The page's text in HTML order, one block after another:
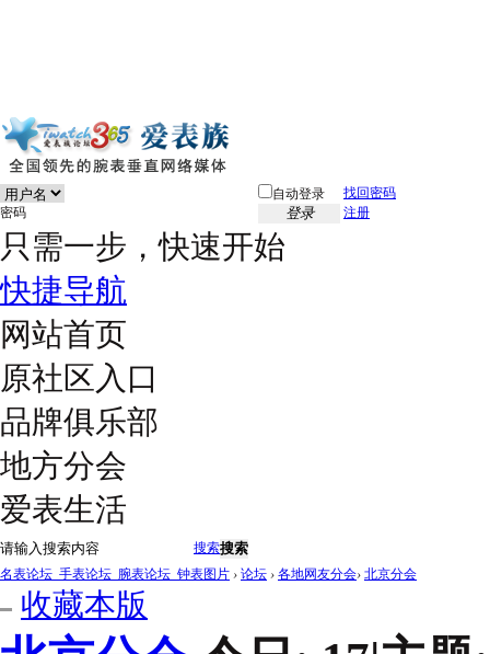
自动登录
找回密码
密码
登录 注册
只需一步，快速开始
快捷导航
网站首页
原社区入口
品牌俱乐部
地方分会
爱表生活
搜索搜索
名表论坛_手表论坛_腕表论坛_钟表图片 › 论坛 › 各地网友分会› 北京分会
收藏本版